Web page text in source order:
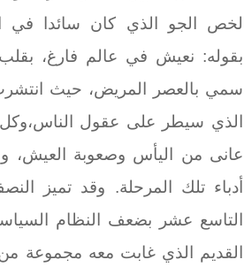
لخص الجو الذي كان سائدا في
بقوله: نعيش في عالم فارغ،
سمي بالعصر المريض، حيث
الذي سيطر على عقول
عانى من اليأس وصعوبة العيش،
أدباء تلك المرحلة. وقد تميز
التاسع عشر بضعف النظام
القديم الذي غابت معه مجموعة